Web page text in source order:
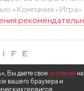
«Компания «Игра».
Вы даете свое согласие на
вашего браузера и
сервисов